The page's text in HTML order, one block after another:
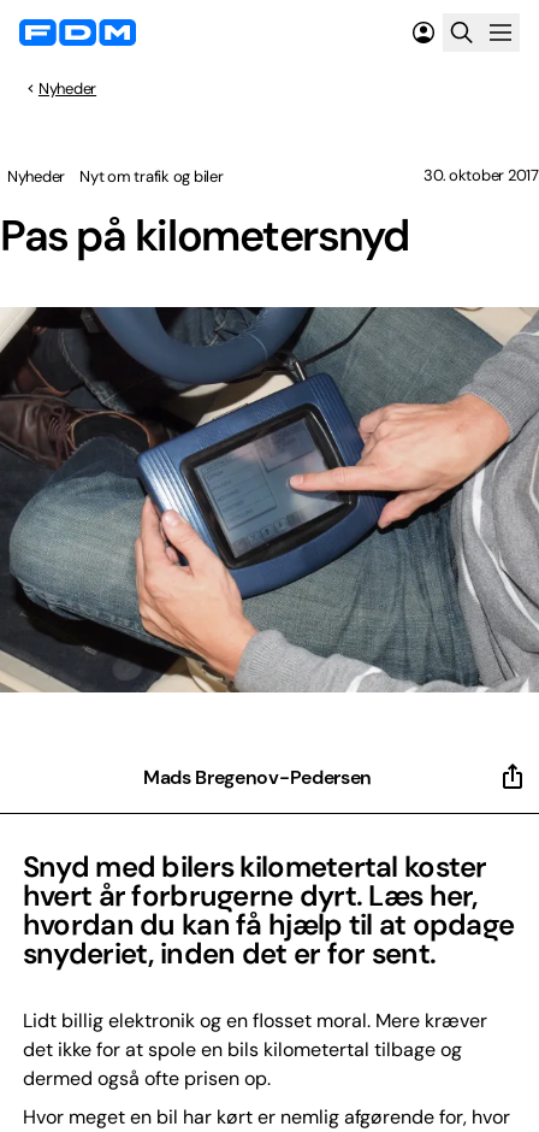
Nyheder
Pas på kilometersnyd
Nyheder Nyt om trafik og biler 30. oktober 2017
Mads Bregenov-Pedersen
Snyd med bilers kilometertal koster
hvert år forbrugerne dyrt. Læs her,
hvordan du kan få hjælp til at opdage
snyderiet, inden det er for sent.
Lidt billig elektronik og en flosset moral. Mere kræver
det ikke for at spole en bils kilometertal tilbage og
dermed også ofte prisen op.
Hvor meget en bil har kørt er nemlig afgørende for, hvor